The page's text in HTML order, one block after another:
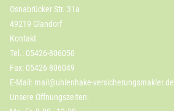
Osnabrücker Str. 31a
49219 Glandorf
Kontakt
Tel.: 05426-806050
Fax: 05426-806049
E-Mail: mail@uhlenhake-versicherungsmakler.de
Unsere Öffnungszeiten: